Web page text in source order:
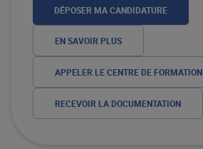
DÉPOSER MA CANDIDATURE
EN SAVOIR PLUS
APPELER LE CENTRE DE FORMATION
RECEVOIR LA DOCUMENTATION